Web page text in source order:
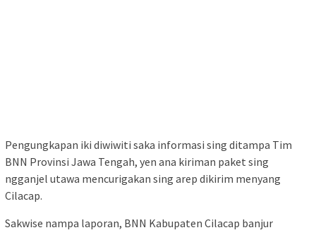
Pengungkapan iki diwiwiti saka informasi sing ditampa Tim
BNN Provinsi Jawa Tengah, yen ana kiriman paket sing
ngganjel utawa mencurigakan sing arep dikirim menyang
Cilacap.
Sakwise nampa laporan, BNN Kabupaten Cilacap banjur